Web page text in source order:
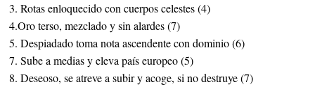
3. Rotas enloquecido con cuerpos celestes (4)
4.Oro terso, mezclado y sin alardes (7)
5. Despiadado toma nota ascendente con dominio (6)
7. Sube a medias y eleva país europeo (5)
8. Deseoso, se atreve a subir y acoge, si no destruye (7)